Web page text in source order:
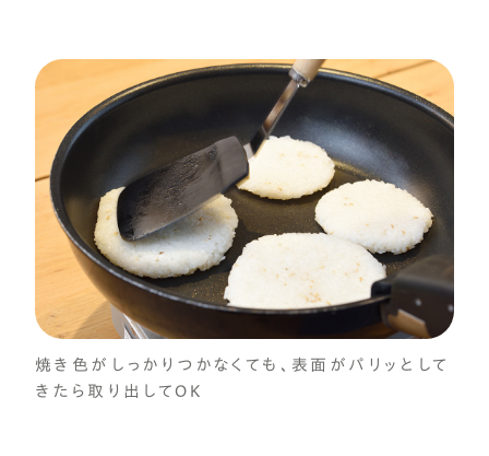
焼き色がしっかりつかなくても、表面がパリッとして
きたら取り出してOK